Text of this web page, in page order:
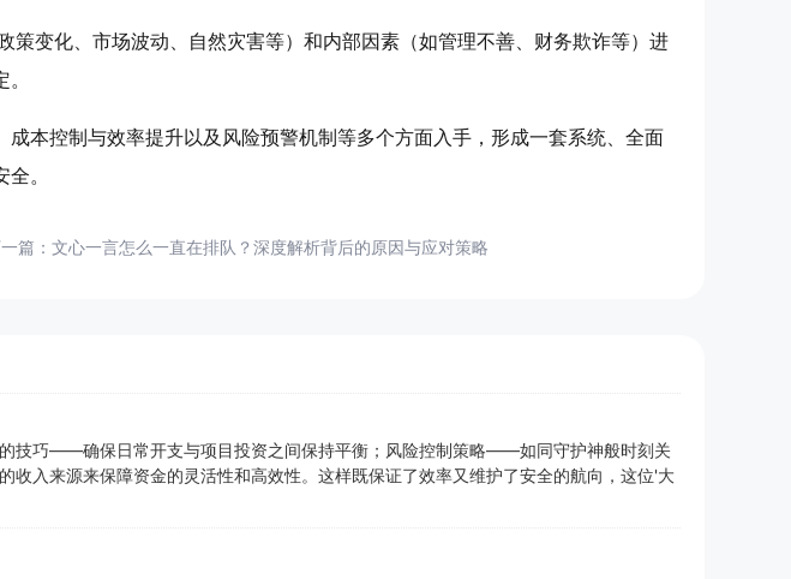
变化、市场波动、自然灾害等）和内部因素（如管理不善、财务欺诈等）进
本控制与效率提升以及风险预警机制等多个方面入手，形成一套系统、全面
。
篇： 文心一言怎么一直在排队？深度解析背后的原因与应对策略
技巧——确保日常开支与项目投资之间保持平衡；风险控制策略——如同守护神般时刻关
入来源来保障资金的灵活性和高效性。这样既保证了效率又维护了安全的航向，这位'大